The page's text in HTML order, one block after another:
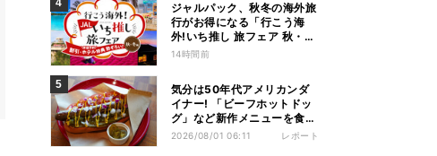
ジャルパック、秋冬の海外旅
行がお得になる「行こう海
外!いち推し 旅フェア 秋・冬
編」フェアを開催
14時間前
気分は50年代アメリカンダ
イナー! 「ビーフホットドッ
グ」など新作メニューを食べ
てきた【1955 東京ベイ by
2026/08/01 06:11 レポート